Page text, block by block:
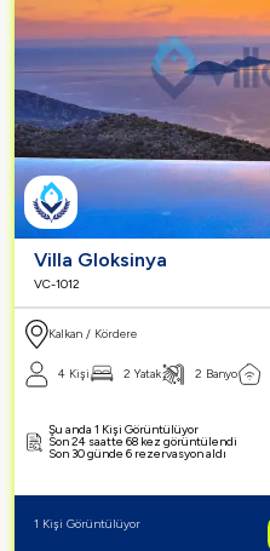
Villa Gloksinya
VC-1012
Kalkan / Kördere
4 Kişi 2 Yatak 2 Banyo
Şu anda 1 Kişi Görüntülüyor
Son 24 saatte 68 kez görüntülendi
Son 30 günde 6 rezervasyon aldı
1 Kişi Görüntülüyor